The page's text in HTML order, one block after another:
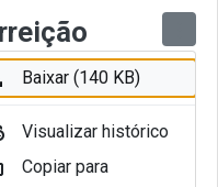
005-2026
2026
por Juliana
Baixar (140 KB)
Visualizar histórico
Copiar para